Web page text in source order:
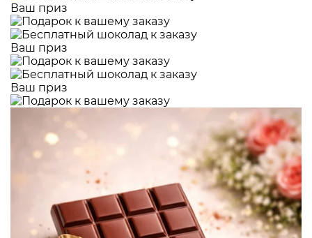
Ваш приз
Ваш приз
Ваш приз